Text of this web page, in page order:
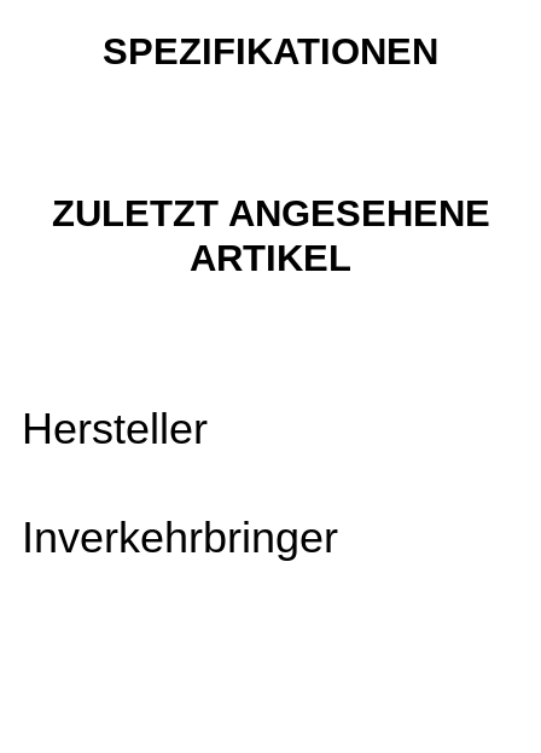
SPEZIFIKATIONEN
ZULETZT ANGESEHENE
ARTIKEL
Hersteller
Inverkehrbringer